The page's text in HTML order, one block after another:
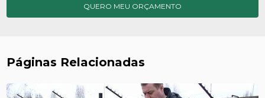
QUERO MEU ORÇAMENTO
Páginas Relacionadas